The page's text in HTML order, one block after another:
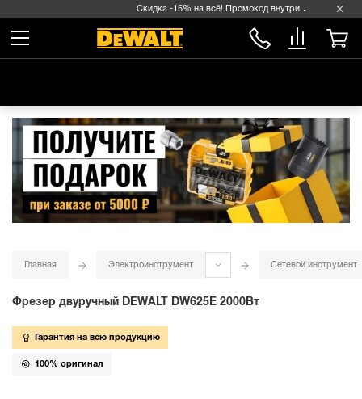
Скидка -15% на всё! Промокод внутри →
Главная Электроинструмент Сетевой инструмент
Фрезер двуручный DEWALT DW625E 2000Вт
Гарантия на всю продукцию
100% оригинал